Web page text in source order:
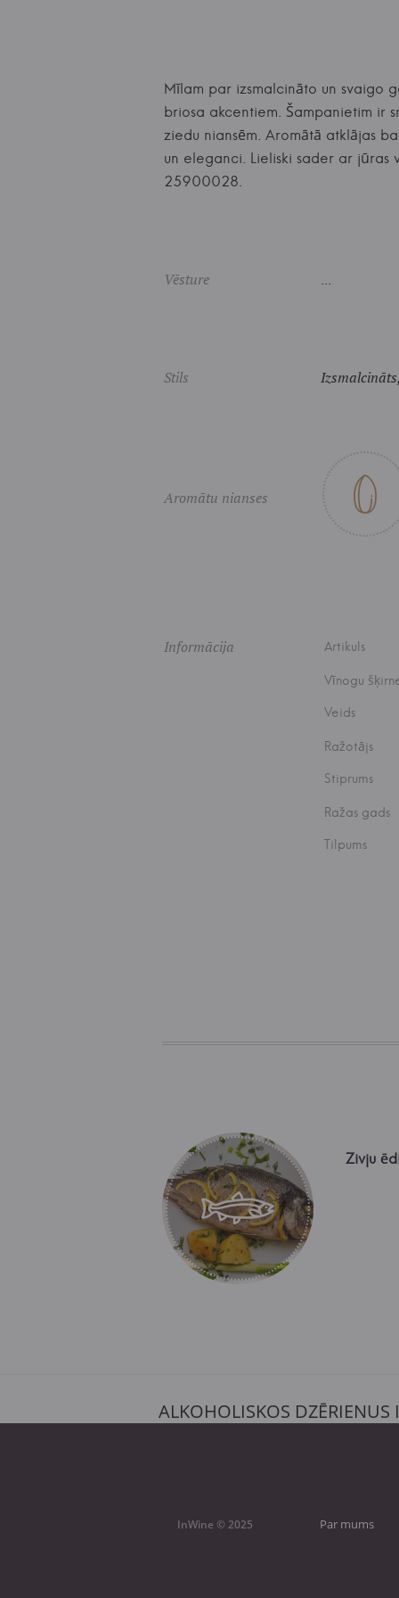
Mīlam par izsmalcināto un svaigo
briosa akcentiem. Šampanietim ir
ziedu niansēm. Aromātā atklājas
un eleganci. Lieliski sader ar jūras
25900028.
Vēsture ...
Stils
Aromātu nianses
Informācija Artikuls
Vīnogu
Veids
Ražotājs
Stiprums
Ražas gads
Tilpums
Zivju
ALKOHOLISKOS
InWine © 2025 Par mums